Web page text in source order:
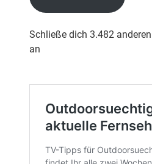
Schließe dich 3.482
an